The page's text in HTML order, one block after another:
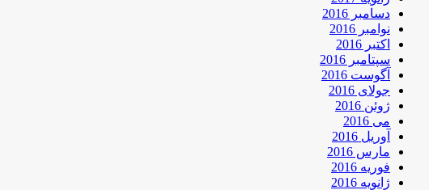
دسامبر 2016
نوامبر 2016
اکتبر 2016
سپتامبر 2016
آگوست 2016
جولای 2016
ژوئن 2016
می 2016
آوریل 2016
مارس 2016
فوریه 2016
ژانویه 2016